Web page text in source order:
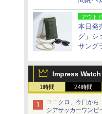
～中野
アウト
本日発
グ」シ
サング
Impress Watch
1時間 24時間
ユニクロ、今日から
シアサッカーワンピ